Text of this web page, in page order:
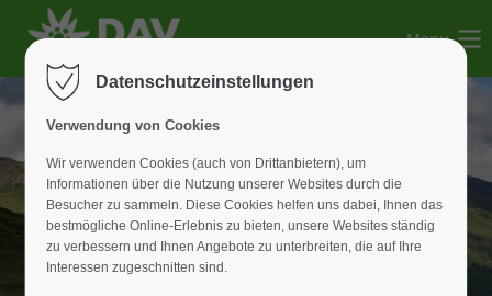
Der Eintrag "offcanvas-col2" existiert leider nicht.
Der Eintrag "offcanvas-col3" existiert leider nicht.
Der Eintrag "offcanvas-col4" existiert leider nicht.
Menu
Datenschutzeinstellungen
Verwendung von Cookies
Wir verwenden Cookies (auch von Drittanbietern), um
Informationen über die Nutzung unserer Websites durch die
Besucher zu sammeln. Diese Cookies helfen uns dabei, Ihnen das
bestmögliche Online-Erlebnis zu bieten, unsere Websites ständig
zu verbessern und Ihnen Angebote zu unterbreiten, die auf Ihre
Interessen zugeschnitten sind.